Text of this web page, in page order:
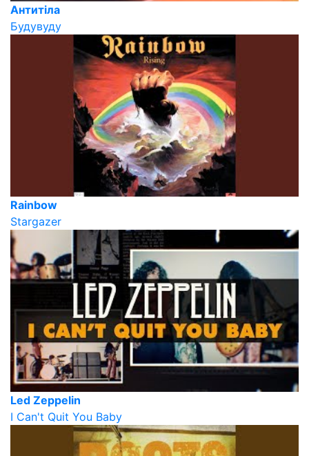
Антитіла
Будувуду
Rainbow
Stargazer
Led Zeppelin
I Can't Quit You Baby